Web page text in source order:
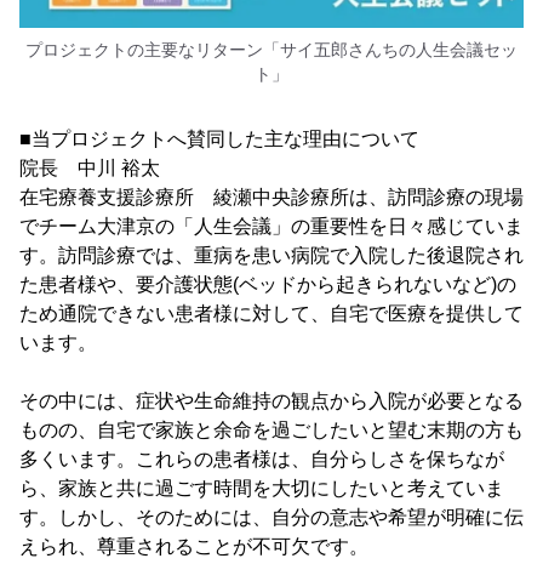
プロジェクトの主要なリターン「サイ五郎さんちの人生会議セッ
ト」
■当プロジェクトへ賛同した主な理由について
院長 中川 裕太
在宅療養支援診療所 綾瀬中央診療所は、訪問診療の現場
でチーム大津京の「人生会議」の重要性を日々感じていま
す。訪問診療では、重病を患い病院で入院した後退院され
た患者様や、要介護状態(ベッドから起きられないなど)の
ため通院できない患者様に対して、自宅で医療を提供して
います。
その中には、症状や生命維持の観点から入院が必要となる
ものの、自宅で家族と余命を過ごしたいと望む末期の方も
多くいます。これらの患者様は、自分らしさを保ちなが
ら、家族と共に過ごす時間を大切にしたいと考えていま
す。しかし、そのためには、自分の意志や希望が明確に伝
えられ、尊重されることが不可欠です。